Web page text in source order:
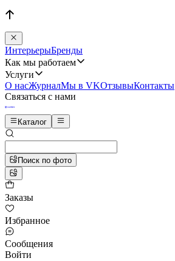
ИнтерьерыБренды
Как мы работаем
Услуги
О насЖурналМы в VKОтзывыКонтакты
Связаться с нами
Каталог
Поиск по фото
Заказы
Избранное
Сообщения
Войти